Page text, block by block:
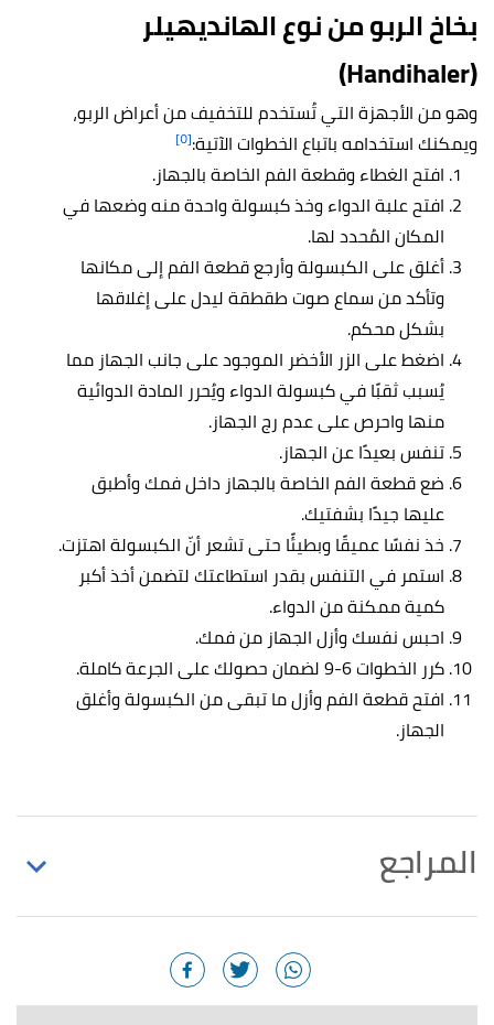
بخاخ الربو من نوع الهانديهيلر
(Handihaler)
وهو من الأجهزة التي تُستخدم للتخفيف من أعراض الربو،
ويمكنك استخدامه باتباع الخطوات الآتية:[٥]
افتح الغطاء وقطعة الفم الخاصة بالجهاز.
افتح علبة الدواء وخذ كبسولة واحدة منه وضعها في
المكان المُحدد لها.
أغلق على الكبسولة وأرجع قطعة الفم إلى مكانها
وتأكد من سماع صوت طقطقة ليدل على إغلاقها
بشكل محكم.
اضغط على الزر الأخضر الموجود على جانب الجهاز مما
يُسبب ثقبًا في كبسولة الدواء ويُحرر المادة الدوائية
منها واحرص على عدم رج الجهاز.
تنفس بعيدًا عن الجهاز.
ضع قطعة الفم الخاصة بالجهاز داخل فمك وأطبق
عليها جيدًا بشفتيك.
خذ نفسًا عميقًا وبطيئًا حتى تشعر أنّ الكبسولة اهتزت.
استمر في التنفس بقدر استطاعتك لتضمن أخذ أكبر
كمية ممكنة من الدواء.
احبس نفسك وأزل الجهاز من فمك.
كرر الخطوات 6-9 لضمان حصولك على الجرعة كاملة.
افتح قطعة الفم وأزل ما تبقى من الكبسولة وأغلق
الجهاز.
المراجع
6/12/2022. Edited.
↑
"What is a metered dose inhaler (MDI)?"
,